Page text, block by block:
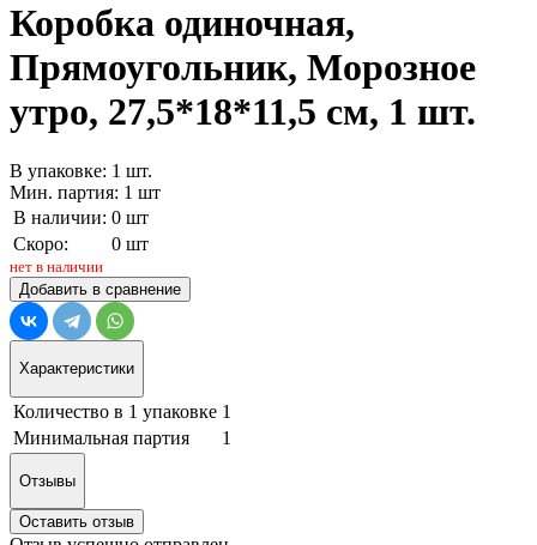
Коробка одиночная,
Прямоугольник, Морозное
утро, 27,5*18*11,5 см, 1 шт.
В упаковке: 1 шт.
Мин. партия: 1 шт
В наличии: 0 шт
Скоро:
0 шт
нет в наличии
Добавить в сравнение
Характеристики
Количество в 1 упаковке 1
Минимальная партия
1
Отзывы
Оставить отзыв